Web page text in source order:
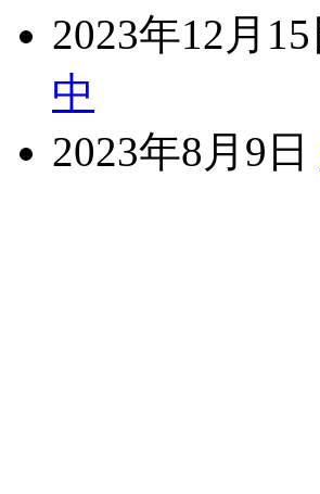
2023年12月15
中
2023年8月9日